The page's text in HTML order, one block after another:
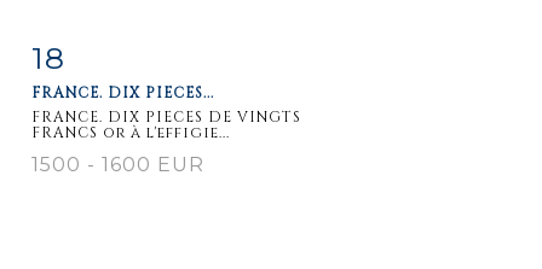
Item detail
18
FRANCE. DIX PIECES...
FRANCE. DIX PIECES DE VINGTS
FRANCS or à l'effigie...
1500 - 1600 EUR